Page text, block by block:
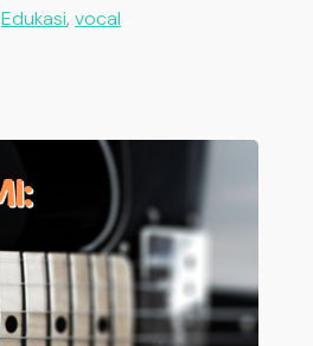
Edukasi, vocal